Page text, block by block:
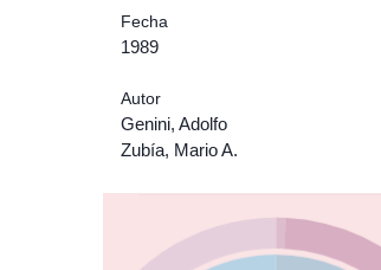
Fecha
1989
Autor
Genini, Adolfo
Zubía, Mario A.